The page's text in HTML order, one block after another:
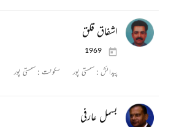
اشفاق قلق
1969
پیدائش : سمستی پور سکونت : سمستی پور
بسمل عارفی